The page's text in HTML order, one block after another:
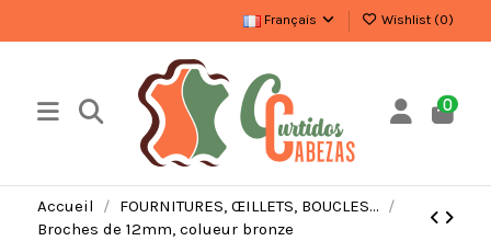
Français Wishlist (0)
0
Accueil
FOURNITURES, ŒILLETS, BOUCLES…
Broches de 12mm, colueur bronze